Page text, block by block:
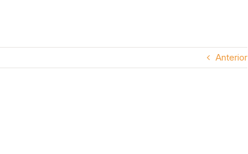
Anterior